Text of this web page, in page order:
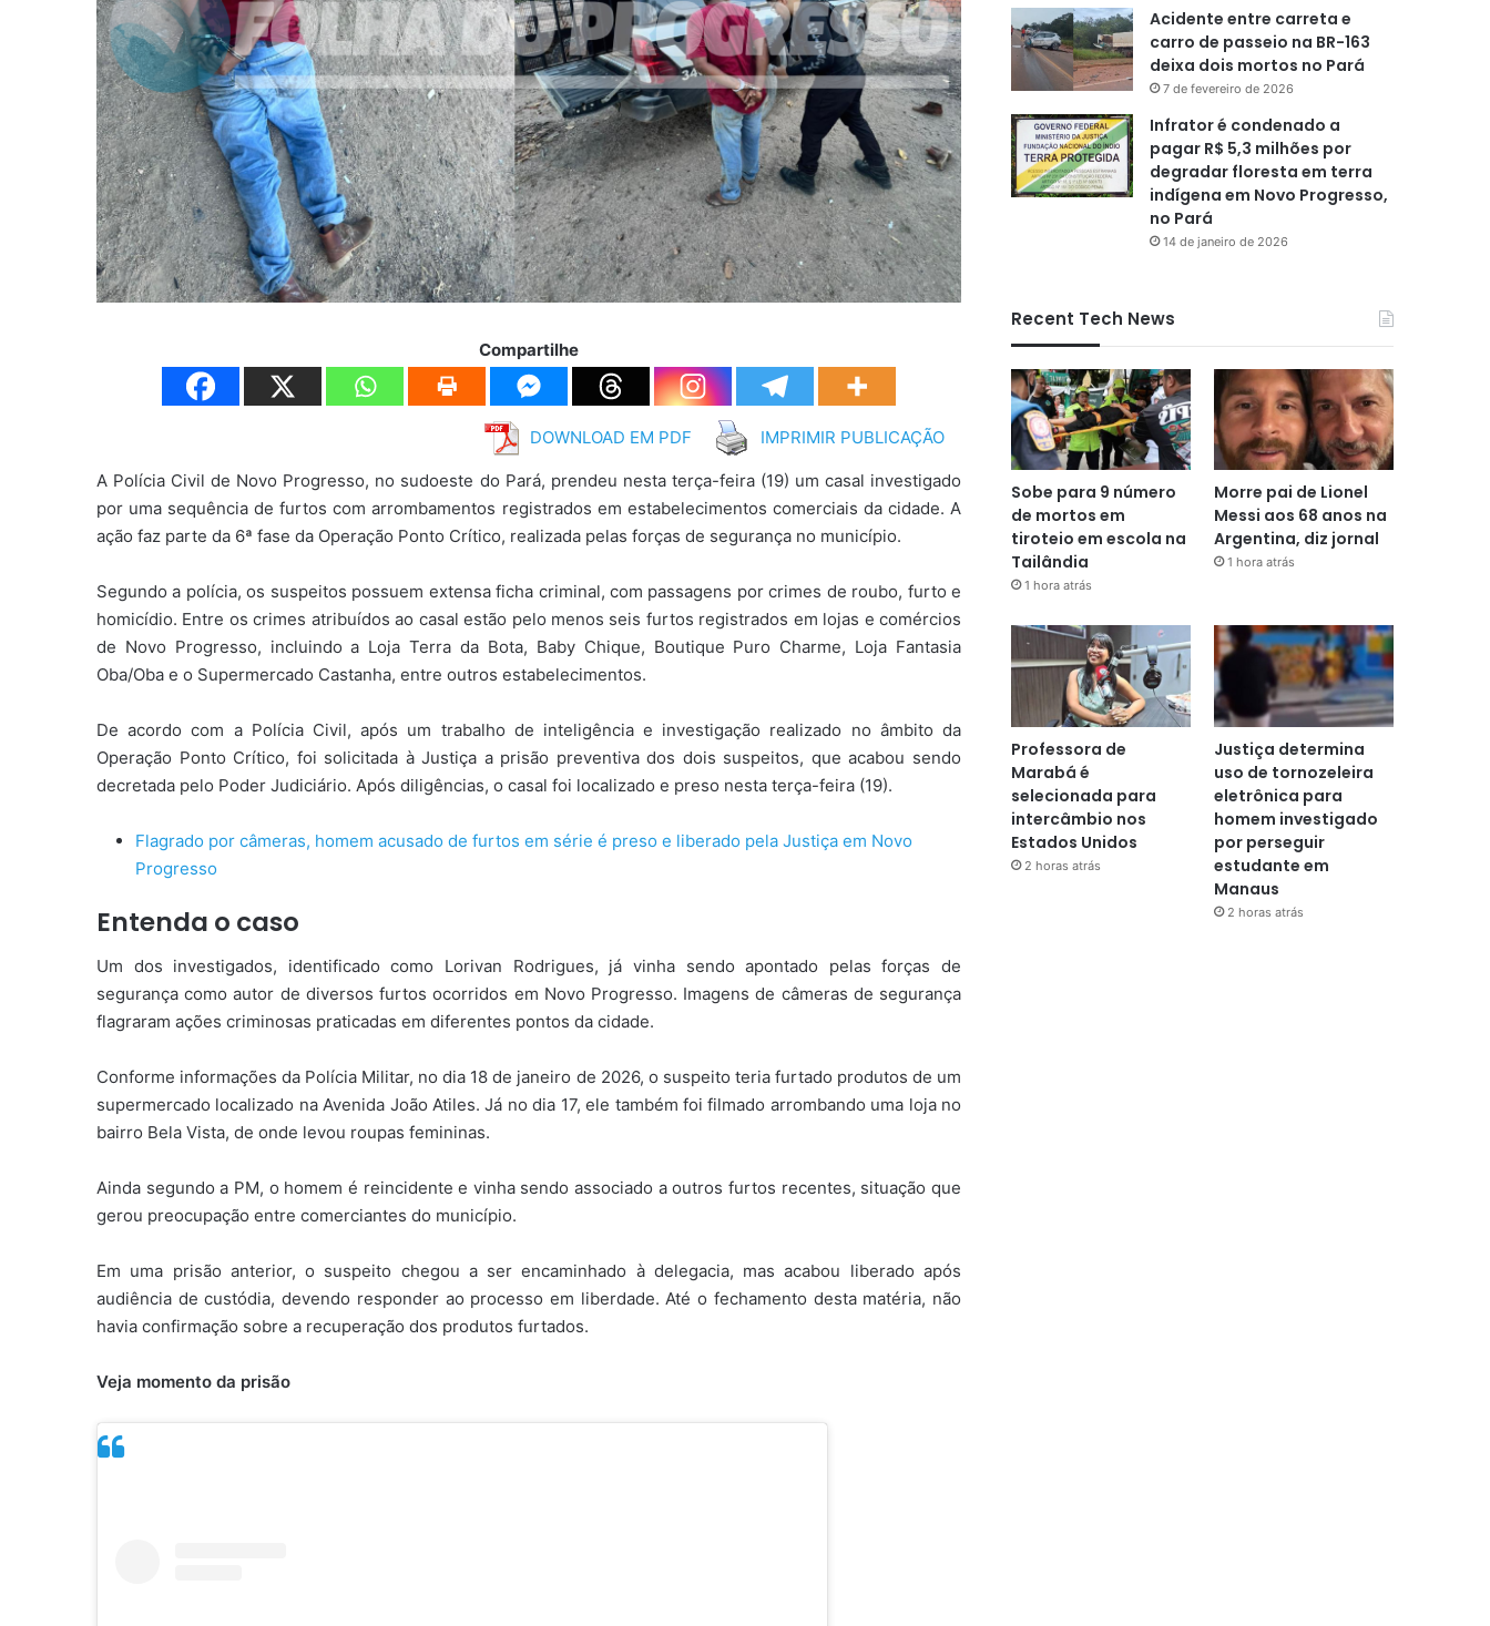
Compartilhe
DOWNLOAD EM PDF IMPRIMIR PUBLICAÇÃO
A Polícia Civil de Novo Progresso, no sudoeste do Pará, prendeu nesta terça-feira (19) um casal investigado
por uma sequência de furtos com arrombamentos registrados em estabelecimentos comerciais da cidade. A
ação faz parte da 6ª fase da Operação Ponto Crítico, realizada pelas forças de segurança no município.
Segundo a polícia, os suspeitos possuem extensa ficha criminal, com passagens por crimes de roubo, furto e
homicídio. Entre os crimes atribuídos ao casal estão pelo menos seis furtos registrados em lojas e comércios
de Novo Progresso, incluindo a Loja Terra da Bota, Baby Chique, Boutique Puro Charme, Loja Fantasia
Oba/Oba e o Supermercado Castanha, entre outros estabelecimentos.
De acordo com a Polícia Civil, após um trabalho de inteligência e investigação realizado no âmbito da
Operação Ponto Crítico, foi solicitada à Justiça a prisão preventiva dos dois suspeitos, que acabou sendo
decretada pelo Poder Judiciário. Após diligências, o casal foi localizado e preso nesta terça-feira (19).
Flagrado por câmeras, homem acusado de furtos em série é preso e liberado pela Justiça em Novo
Progresso
Entenda o caso
Um dos investigados, identificado como Lorivan Rodrigues, já vinha sendo apontado pelas forças de
segurança como autor de diversos furtos ocorridos em Novo Progresso. Imagens de câmeras de segurança
flagraram ações criminosas praticadas em diferentes pontos da cidade.
Conforme informações da Polícia Militar, no dia 18 de janeiro de 2026, o suspeito teria furtado produtos de um
supermercado localizado na Avenida João Atiles. Já no dia 17, ele também foi filmado arrombando uma loja no
bairro Bela Vista, de onde levou roupas femininas.
Ainda segundo a PM, o homem é reincidente e vinha sendo associado a outros furtos recentes, situação que
gerou preocupação entre comerciantes do município.
Em uma prisão anterior, o suspeito chegou a ser encaminhado à delegacia, mas acabou liberado após
audiência de custódia, devendo responder ao processo em liberdade. Até o fechamento desta matéria, não
havia confirmação sobre a recuperação dos produtos furtados.
Veja momento da prisão
Acidente entre carreta e
carro de passeio na BR-163
deixa dois mortos no Pará
7 de fevereiro de 2026
Infrator é condenado a
pagar R$ 5,3 milhões por
degradar floresta em terra
indígena em Novo Progresso,
no Pará
14 de janeiro de 2026
Recent Tech News
Sobe para 9 número
de mortos em
tiroteio em escola na
Tailândia
1 hora atrás
Morre pai de Lionel
Messi aos 68 anos na
Argentina, diz jornal
1 hora atrás
Professora de
Marabá é
selecionada para
intercâmbio nos
Estados Unidos
2 horas atrás
Justiça determina
uso de tornozeleira
eletrônica para
homem investigado
por perseguir
estudante em
Manaus
2 horas atrás